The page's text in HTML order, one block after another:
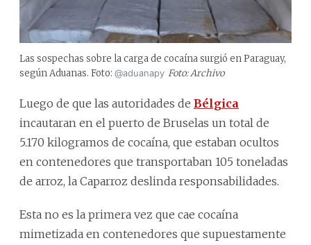
Las sospechas sobre la carga de cocaína surgió en Paraguay,
según Aduanas. Foto: @aduanapy Foto: Archivo
Luego de que las autoridades de Bélgica
incautaran en el puerto de Bruselas un total de
5.170 kilogramos de cocaína, que estaban ocultos
en contenedores que transportaban 105 toneladas
de arroz, la Caparroz deslinda responsabilidades.
Esta no es la primera vez que cae cocaína
mimetizada en contenedores que supuestamente